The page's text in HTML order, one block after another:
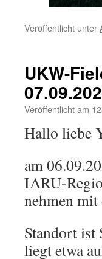
Veröffentlicht unter
UKW-
Veröffentlicht am
Hallo liebe
am
IARU-
nehmen
Standort ist
liegt etwa